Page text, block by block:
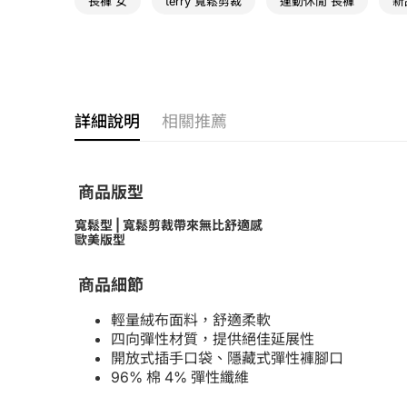
詳細說明 相關推薦
商品版型
寬鬆型 | 寬鬆剪裁帶來無比舒適感
歐美版型
商品細節
輕量絨布面料，舒適柔軟
四向彈性材質，提供絕佳延展性
開放式插手口袋、隱藏式彈性褲腳口
96% 棉 4% 彈性纖維